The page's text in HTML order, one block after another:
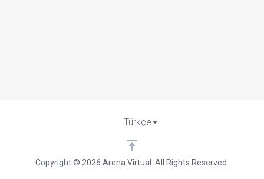
Copyright © 2026 Arena Virtual. All Rights Reserved.
Türkçe